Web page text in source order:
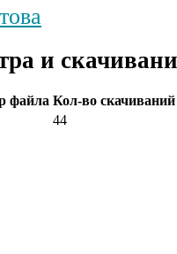
и
файла Кол-во скачиваний
44